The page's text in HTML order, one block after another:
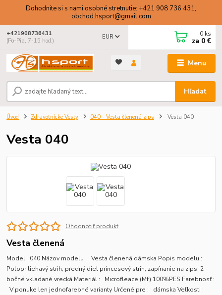
Dohodnite si s nami osobné stretnutie: +421 908 736 431,
obchod.hsport@gmail.com
Menu
EUR
Hľadať
+421908736431
(Po-Pia, 7-15 hod.)
0 ks
za 0 €
Úvod Zdravotnícke Vesty 040 - Vesta členená zips Vesta 040
Vesta 040
Ohodnotiť produkt
Vesta členená
Model 040 Názov modelu : Vesta členená dámska Popis modelu :
Polopriliehavý strih, predný diel princesový strih, zapínanie na zips, 2
bočné vkladané vrecká Materiál : Microfleace (Mf) 100%PES Farebnosť :
V ponuke len jednofarebné varianty Určené pre : dámska Veľkosti :